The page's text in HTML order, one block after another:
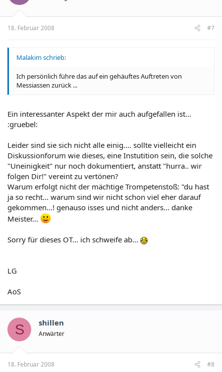
18. Februar 2008 #7
Malakim schrieb:
Ich persönlich führe das auf ein gehäuftes Auftreten von
Messiassen zurück ...
Ein interessanter Aspekt der mir auch aufgefallen ist...
:gruebel:
Leider sind sie sich nicht alle einig.... sollte vielleicht ein
Diskussionforum wie dieses, eine Instutition sein, die solche
"Uneinigkeit" nur noch dokumentiert, anstatt "hurra.. wir
folgen Dir!" vereint zu vertönen?
Warum erfolgt nicht der mächtige Trompetenstoß: "du hast
ja so recht... warum sind wir nicht schon viel eher darauf
gekommen...! genauso isses und nicht anders... danke
Meister...
Sorry für dieses OT... ich schweife ab...
LG
AoS
S shillen
Anwärter
18. Februar 2008 #8